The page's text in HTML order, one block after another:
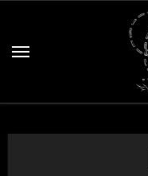
contenido